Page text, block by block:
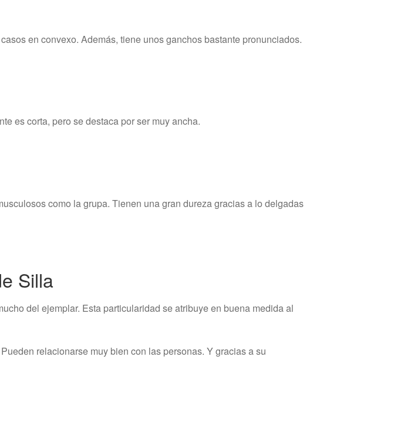
en convexo. Además, tiene unos ganchos bastante pronunciados.
es corta, pero se destaca por ser muy ancha.
como la grupa. Tienen una gran dureza gracias a lo delgadas
Silla
del ejemplar. Esta particularidad se atribuye en buena medida al
relacionarse muy bien con las personas. Y gracias a su